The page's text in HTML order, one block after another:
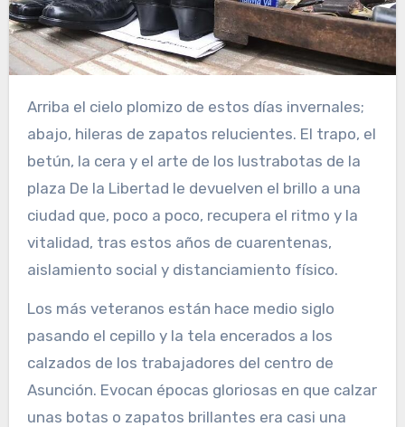
Arriba el cielo plomizo de estos días invernales;
abajo, hileras de zapatos relucientes. El trapo, el
betún, la cera y el arte de los lustrabotas de la
plaza De la Libertad le devuelven el brillo a una
ciudad que, poco a poco, recupera el ritmo y la
vitalidad, tras estos años de cuarentenas,
aislamiento social y distanciamiento físico.
Los más veteranos están hace medio siglo
pasando el cepillo y la tela encerados a los
calzados de los trabajadores del centro de
Asunción. Evocan épocas gloriosas en que calzar
unas botas o zapatos brillantes era casi una